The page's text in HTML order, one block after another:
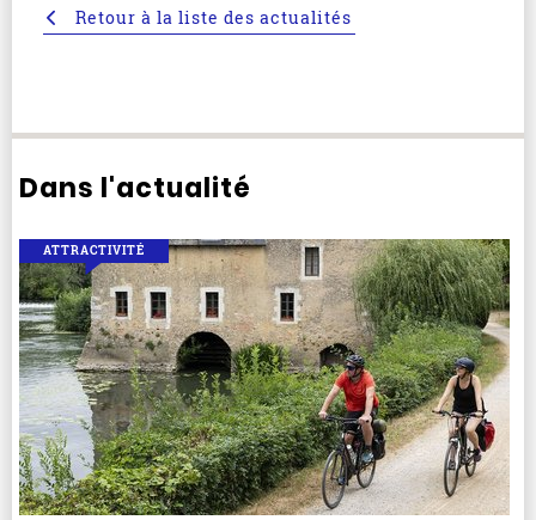
Retour à la liste des actualités
Dans l'actualité
ATTRACTIVITÉ